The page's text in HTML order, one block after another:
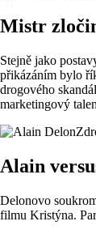
Mistr
Stejně jako
přikázáním bylo
drogového
marketingový
Alain
Delonovo
filmu Kristýna.